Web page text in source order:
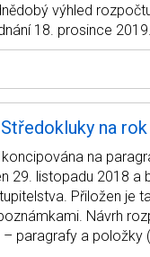
výhled
18. prosince 2019.
na
na
29. listopadu 2018 a
Přiložen je
Návrh
paragrafy a položky